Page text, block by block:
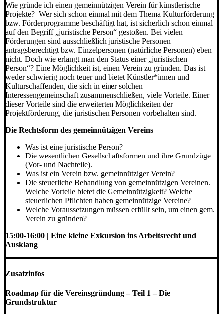
Wie gründe ich einen gemeinnützigen Verein für künstlerische
Projekte? Wer sich schon einmal mit dem Thema Kulturförderung
bzw. Förderprogramme beschäftigt hat, ist sicherlich schon einmal
auf den Begriff „juristische Person“ gestoßen. Bei vielen
Förderungen sind ausschließlich juristische Personen
antragsberechtigt bzw. Einzelpersonen (natürliche Personen) eben
nicht. Doch wie erlangt man den Status einer „juristischen
Person“? Eine Möglichkeit ist, einen Verein zu gründen. Das ist
weder schwierig noch teuer und bietet Künstler*innen und
Kulturschaffenden, die sich in einer solchen
Interessengemeinschaft zusammenschließen, viele Vorteile. Einer
dieser Vorteile sind die erweiterten Möglichkeiten der
Projektförderung, die juristischen Personen vorbehalten sind.
Die Rechtsform des gemeinnützigen Vereins
Was ist eine juristische Person?
Die wesentlichen Gesellschaftsformen und ihre Grundzüge
(Vor- und Nachteile).
Was ist ein Verein bzw. gemeinnütziger Verein?
Die steuerliche Behandlung von gemeinnützigen Vereinen.
Welche Vorteile bietet die Gemeinnützigkeit? Welche
steuerlichen Pflichten haben gemeinnützige Vereine?
Welche Voraussetzungen müssen erfüllt sein, um einen gem.
Verein zu gründen?
15:00-16:00 | Eine kleine Exkursion ins Arbeitsrecht und
Ausklang
Zusatzinfos
Roadmap für die Vereinsgründung – Teil 1 – Die
Grundstruktur